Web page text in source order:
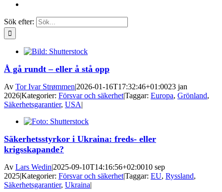
Sök efter:
Å gå rundt – eller å stå opp
Av Tor Ivar Strømmen|2026-01-16T17:32:46+01:0023 jan
2026|Kategorier: Försvar och säkerhet|Taggar: Europa, Grönland,
Säkerhetsgarantier, USA|
Säkerhetsstyrkor i Ukraina: freds- eller
krigsskapande?
Av Lars Wedin|2025-09-10T14:16:56+02:0010 sep
2025|Kategorier: Försvar och säkerhet|Taggar: EU, Ryssland,
Säkerhetsgarantier, Ukraina|